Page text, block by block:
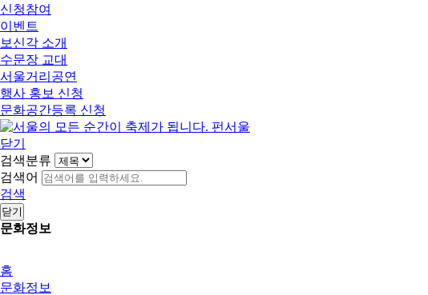
신청참여
이벤트
보신각 소개
수문장 교대
서울거리공연
행사 홍보 신청
문화공간등록 신청
닫기
검색분류
검색어
검색
닫기
문화정보
홈
문화정보